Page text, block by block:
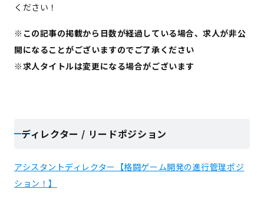
ください！
※この記事の掲載から日数が経過している場合、求人が非公
開になることがございますのでご了承ください
※求人タイトルは変更になる場合がございます
ディレクター / リードポジション
アシスタントディレクター【格闘ゲーム開発の進行管理ポジ
ション！】